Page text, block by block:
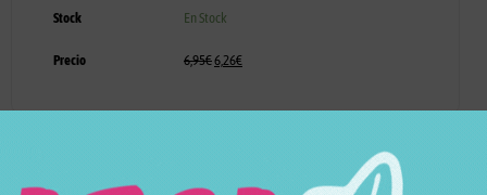
Stock En Stock
Precio 6,95€6,26€